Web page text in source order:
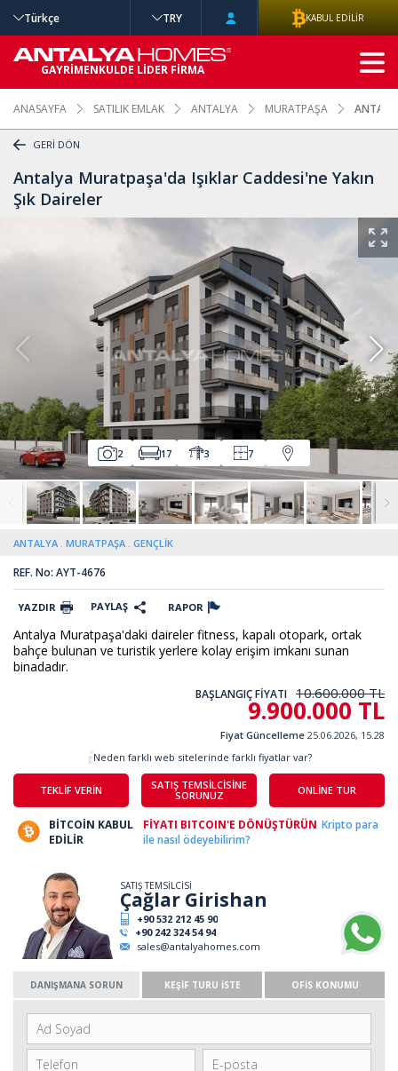
ANASAYFA SATILIK EMLAK ANTALYA MURATPAŞA
GERİ DÖN
Antalya Muratpaşa'da Işıklar Caddesi'ne Yakın
Şık Daireler
2 17 3 7
ANTALYA MURATPAŞA GENÇLİK
REF. No: AYT-4676
YAZDIR PAYLAŞ RAPOR
Antalya Muratpaşa'daki daireler fitness, kapalı otopark, ortak
bahçe bulunan ve turistik yerlere kolay erişim imkanı sunan
binadadır.
BAŞLANGIÇ FİYATI 10.600.000 TL
9.900.000 TL
Fiyat Güncelleme 25.06.2026, 15.28
TEKLİF VERİN
SATIŞ TEMSİLCİSİNE
SORUNUZ
ONLİNE TUR
Neden farklı web sitelerinde farklı fiyatlar var?
BİTCOİN KABUL
EDİLİR
FİYATI BITCOIN'E DÖNÜŞTÜRÜN Kripto para
ile nasıl ödeyebilirim?
SATIŞ TEMSİLCİSİ
Çağlar Girishan
+90 532 212 45 90
+90 242 324 54 94
sales@antalyahomes.com
DANIŞMANA SORUN KEŞİF TURU İSTE OFİS KONUMU
Türkçe TRY KABUL EDİLİR
GAYRİMENKULDE LİDER FİRMA
GELİŞMİŞ
ARAMA